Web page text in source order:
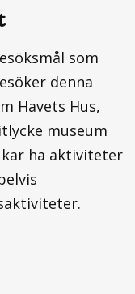
som
denna
Havets Hus,
museum
ha aktiviteter